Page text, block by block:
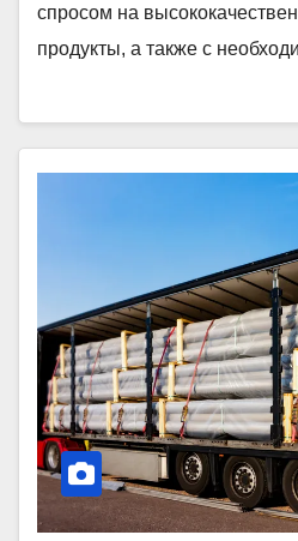
спросом на
продукты, а также с